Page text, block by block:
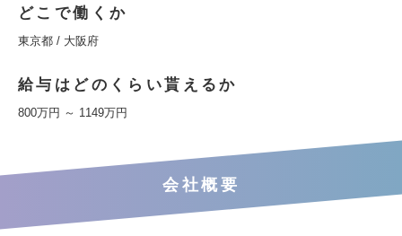
どこで働くか
東京都 / 大阪府
給与はどのくらい貰えるか
800万円 ～ 1149万円
会社概要